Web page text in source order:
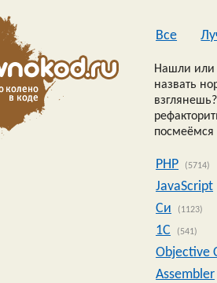
Все
Нашли или
назвать
посмеёмся
PHP (5714)
JavaScript
Си
(1123)
1C (541)
Objective
Assembler